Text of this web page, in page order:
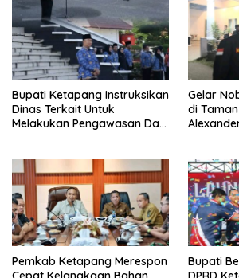
Bupati Ketapang Instruksikan
Dinas Terkait Untuk
Melakukan Pengawasan Dan
Gelar
di
Pemkab Ketapang Merespon
Bupati